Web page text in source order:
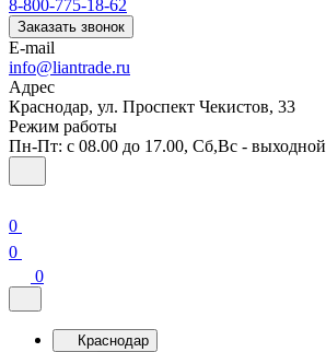
8-800-775-18-62
Заказать звонок
E-mail
info@liantrade.ru
Адрес
Краснодар, ул. Проспект Чекистов, 33
Режим работы
Пн-Пт: c 08.00 до 17.00, Cб,Вс - выходной
0
0
0
Краснодар